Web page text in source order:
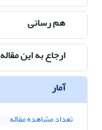
هم رسانی
ارجاع به این مقاله
آمار
تعداد مشاهده مقاله